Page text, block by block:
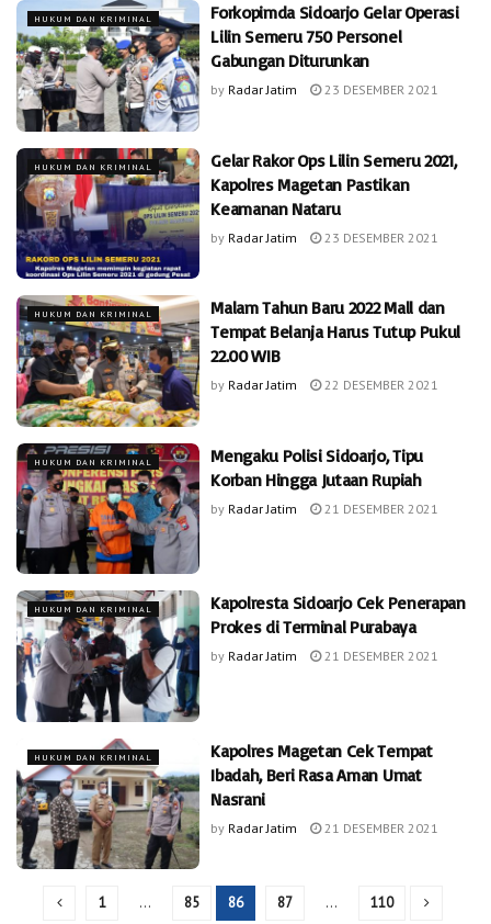
HUKUM DAN KRIMINAL
Forkopimda Sidoarjo Gelar Operasi
Lilin Semeru 750 Personel
Gabungan Diturunkan
by Radar Jatim 23 DESEMBER 2021
HUKUM DAN KRIMINAL
Gelar Rakor Ops Lilin Semeru 2021,
Kapolres Magetan Pastikan
Keamanan Nataru
by Radar Jatim 23 DESEMBER 2021
HUKUM DAN KRIMINAL
Malam Tahun Baru 2022 Mall dan
Tempat Belanja Harus Tutup Pukul
22.00 WIB
by Radar Jatim 22 DESEMBER 2021
HUKUM DAN KRIMINAL
Mengaku Polisi Sidoarjo, Tipu
Korban Hingga Jutaan Rupiah
by Radar Jatim 21 DESEMBER 2021
HUKUM DAN KRIMINAL
Kapolresta Sidoarjo Cek Penerapan
Prokes di Terminal Purabaya
by Radar Jatim 21 DESEMBER 2021
HUKUM DAN KRIMINAL
Kapolres Magetan Cek Tempat
Ibadah, Beri Rasa Aman Umat
Nasrani
by Radar Jatim 21 DESEMBER 2021
1 … 85 86 87 … 110